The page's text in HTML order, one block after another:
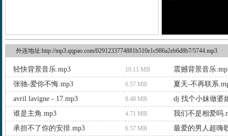
外连地址:http://mp3.qqpao.com/0291233774881b510e1c986a2eb6d8b7/5744.mp3
轻快背景音乐.mp3 10.11 MB
震撼背景音乐
张驰-爱你不悔.mp3
6.57 MB
夏天-不再联系
avril lavigne - 17.mp3
8.48 MB
dj 找个小妹做婆
谁是主角.mp3
4.71 MB
我们不是相爱吗
承担不了你的安排.mp3
6.57 MB
最爱的男人超嗨